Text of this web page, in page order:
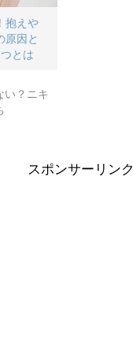
抱えや
原因と
とは
い？ニキ
スポンサーリンク